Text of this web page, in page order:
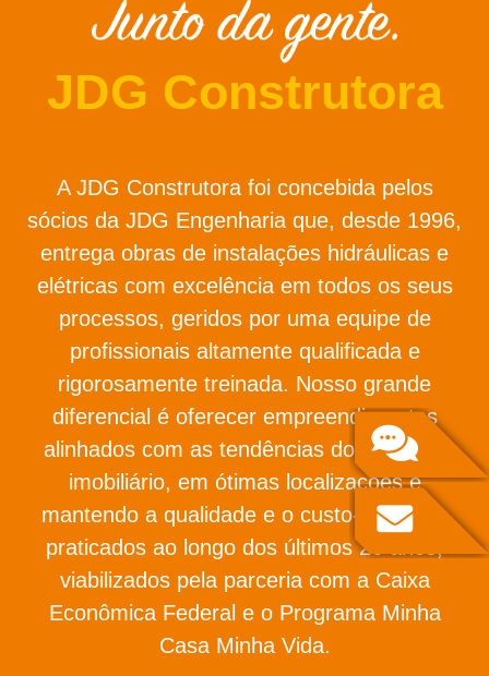
JDG Construtora
A JDG Construtora foi concebida pelos
sócios da JDG Engenharia que, desde 1996,
entrega obras de instalações hidráulicas e
elétricas com excelência em todos os seus
processos, geridos por uma equipe de
profissionais altamente qualificada e
rigorosamente treinada. Nosso grande
diferencial é oferecer empreendimentos
alinhados com as tendências do mercado
imobiliário, em ótimas localizações e
mantendo a qualidade e o custo-benefício
praticados ao longo dos últimos 26 anos,
viabilizados pela parceria com a Caixa
Econômica Federal e o Programa Minha
Casa Minha Vida.